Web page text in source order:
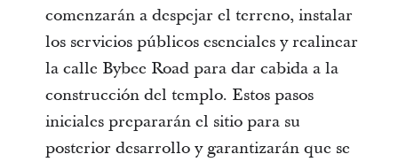
comenzarán a despejar el terreno, instalar
los servicios públicos esenciales y realinear
la calle Bybee Road para dar cabida a la
construcción del templo. Estos pasos
iniciales prepararán el sitio para su
posterior desarrollo y garantizarán que se